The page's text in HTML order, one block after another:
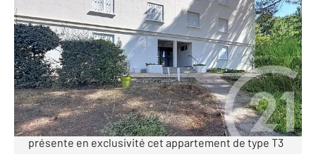
, 3 pièces
Ref : 867
Appartement T3 à vendre
399 000 €
[ Grand appartement T3 de 77 m2 - Arcachon
Abatilles ] CENTURY 21 Duprat & Associés vous
présente en exclusivité cet appartement de type T3